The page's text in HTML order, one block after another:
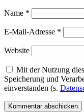
Name *
E-Mail-Adresse *
Website
Mit der Nutzung
Speicherung und
einverstanden (s.